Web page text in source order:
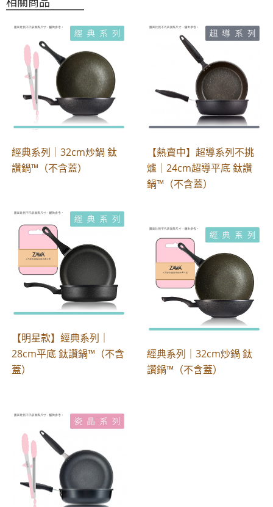
經典系列｜32cm炒鍋 鈦
讚鍋™（不含蓋）
【熱賣中】超導系列不挑
爐｜24cm超導平底 鈦讚
鍋™（不含蓋）
【明星款】經典系列｜
28cm平底 鈦讚鍋™（不含
蓋）
經典系列｜32cm炒鍋 鈦
讚鍋™（不含蓋）